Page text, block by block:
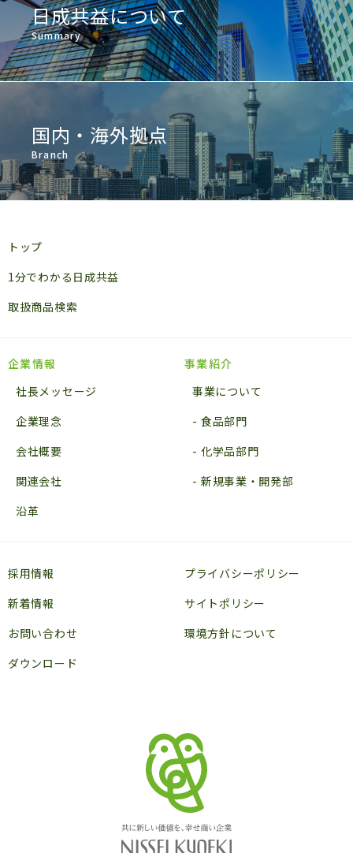
日成共益について
Summary
国内・海外拠点
Branch
トップ
1分でわかる日成共益
取扱商品検索
企業情報
社長メッセージ
企業理念
会社概要
関連会社
沿革
事業紹介
事業について
食品部門
化学品部門
新規事業・開発部
採用情報
新着情報
お問い合わせ
ダウンロード
プライバシーポリシー
サイトポリシー
環境方針について